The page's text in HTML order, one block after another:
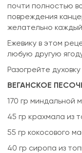
почти полностью
повреждения
желательно
Ежевику в этом
любую другую
Разогрейте
ВЕГАНСКОЕ
170 гр миндальной
45 гр крахмала из
55 гр кокосового
40 гр сиропа из